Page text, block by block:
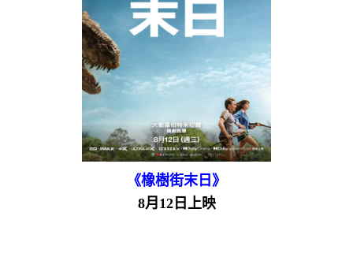
《橡樹街末日》
8月12日上映